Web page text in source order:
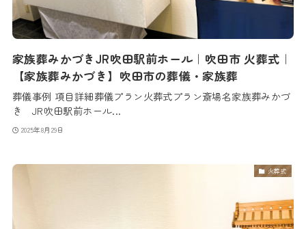
家族葬みかづきJR吹田駅前ホール｜吹田市 火葬式｜
【家族葬みかづき】吹田市の葬儀・家族葬
葬儀事例 項目詳細葬儀プラン火葬式プラン斎場名家族葬みかづ
き JR吹田駅前ホール...
2025年8月29日
火葬式